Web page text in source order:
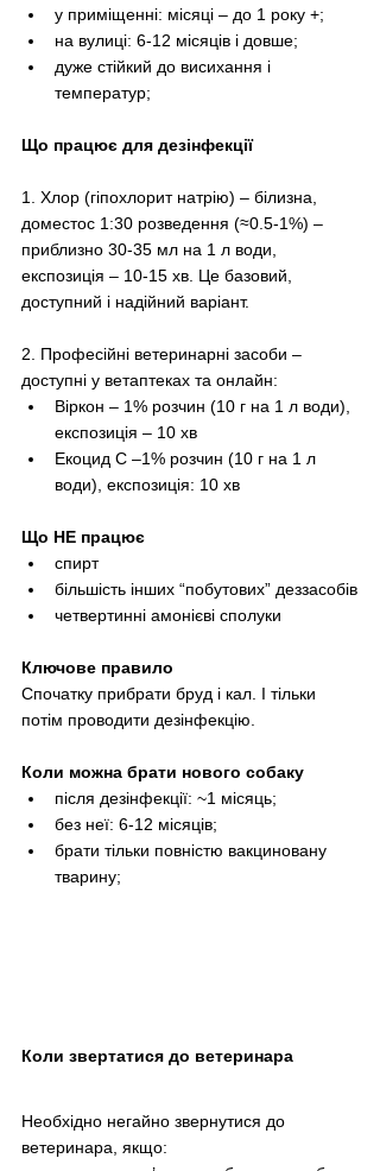
у приміщенні: місяці – до 1 року +;
на вулиці: 6-12 місяців і довше;
дуже стійкий до висихання і
температур;
Що працює для дезінфекції
1. Хлор (гіпохлорит натрію) – білизна,
доместос 1:30 розведення (≈0.5-1%) –
приблизно 30-35 мл на 1 л води,
експозиція – 10-15 хв. Це базовий,
доступний і надійний варіант.
2. Професійні ветеринарні засоби –
доступні у ветаптеках та онлайн:
Віркон – 1% розчин (10 г на 1 л води),
експозиція – 10 хв
Екоцид С –1% розчин (10 г на 1 л
води), експозиція: 10 хв
Що НЕ працює
спирт
більшість інших “побутових” деззасобів
четвертинні амонієві сполуки
Ключове правило
Спочатку прибрати бруд і кал. І тільки
потім проводити дезінфекцію.
Коли можна брати нового собаку
після дезінфекції: ~1 місяць;
без неї: 6-12 місяців;
брати тільки повністю вакциновану
тварину;
Коли звертатися до ветеринара
Необхідно негайно звернутися до
ветеринара, якщо: